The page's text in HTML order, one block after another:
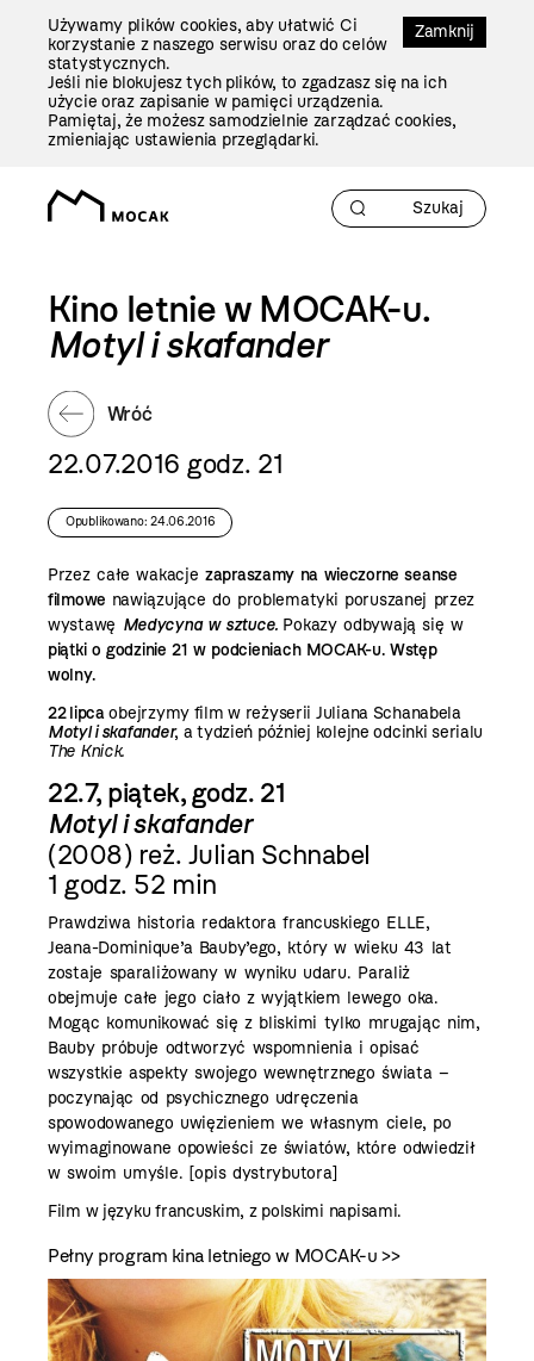
Zamknij
Używamy plików cookies, aby ułatwić Ci
korzystanie z naszego serwisu oraz do celów
statystycznych.
Jeśli nie blokujesz tych plików, to zgadzasz się na ich
użycie oraz zapisanie w pamięci urządzenia.
Pamiętaj, że możesz samodzielnie zarządzać cookies,
zmieniając ustawienia przeglądarki.
Kino letnie w MOCAK-u.
Motyl i skafander
Wróć
22.07.2016 godz. 21
Opublikowano: 24.06.2016
Przez całe wakacje zapraszamy na wieczorne seanse
filmowe nawiązujące do problematyki poruszanej przez
wystawę Medycyna w sztuce. Pokazy odbywają się w
piątki o godzinie 21 w podcieniach MOCAK-u. Wstęp
wolny.
22 lipcaobejrzymy film w reżyserii Juliana Schanabela
Motyl i skafander, a tydzień później kolejne odcinki serialu
The Knick.
22.7, piątek, godz. 21
Motyl i skafander
(2008) reż. Julian Schnabel
1 godz. 52 min
Prawdziwa historia redaktora francuskiego ELLE,
Jeana-Dominique’a Bauby’ego, który w wieku 43 lat
zostaje sparaliżowany w wyniku udaru. Paraliż
obejmuje całe jego ciało z wyjątkiem lewego oka.
Mogąc komunikować się z bliskimi tylko mrugając nim,
Bauby próbuje odtworzyć wspomnienia i opisać
wszystkie aspekty swojego wewnętrznego świata –
poczynając od psychicznego udręczenia
spowodowanego uwięzieniem we własnym ciele, po
wyimaginowane opowieści ze światów, które odwiedził
w swoim umyśle. [opis dystrybutora]
Film w języku francuskim, z polskimi napisami.
Pełny program kina letniego w MOCAK-u >>